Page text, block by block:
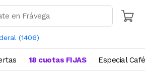
(1406)
18 cuotas FIJAS Especial Café